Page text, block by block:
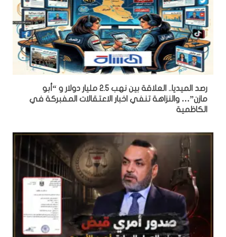
رصد الميديا.. العلاقة بين نهب 2.5 مليار دولار و “أبو
مازن”… والنزاهة تنفي اخبار الاعتقالات المفبركة في
الكاظمية